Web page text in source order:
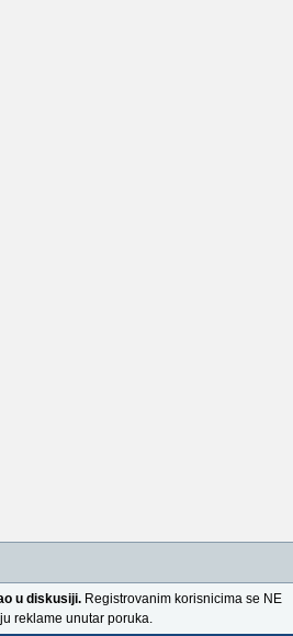
u diskusiji.Registrovanim korisnicima se NE
reklame unutar poruka.